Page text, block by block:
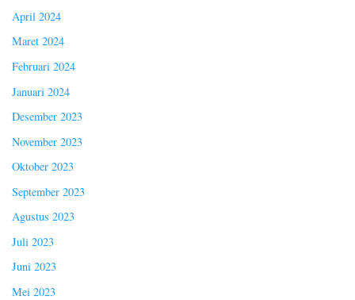
April 2024
Maret 2024
Februari 2024
Januari 2024
Desember 2023
November 2023
Oktober 2023
September 2023
Agustus 2023
Juli 2023
Juni 2023
Mei 2023